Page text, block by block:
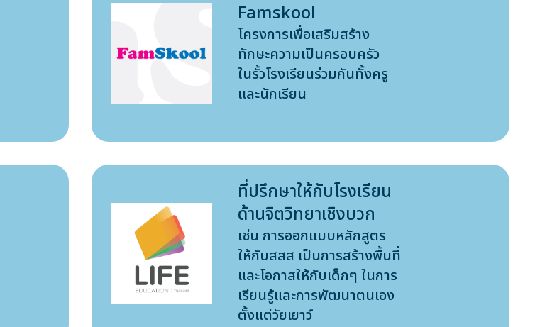
Famskool
โครงการเพื่อเสริมสร้าง
ทักษะความเป็นครอบครัว
ในรั้วโรงเรียนร่วมกันทั้งครู
เเละนักเรียน
ที่ปรึกษาให้กับโรงเรียน
ด้านจิตวิทยาเชิงบวก
เช่น การออกแบบหลักสูตร
ให้กับสสส เป็นการสร้างพื้นที่
และโอกาสให้กับเด็กๆ ในการ
เรียนรู้และการพัฒนาตนเอง
ตั้งแต่วัยเยาว์